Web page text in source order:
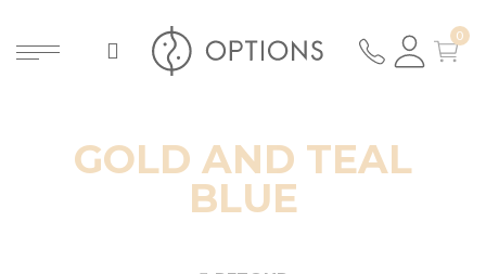
GOLD AND TEAL
BLUE